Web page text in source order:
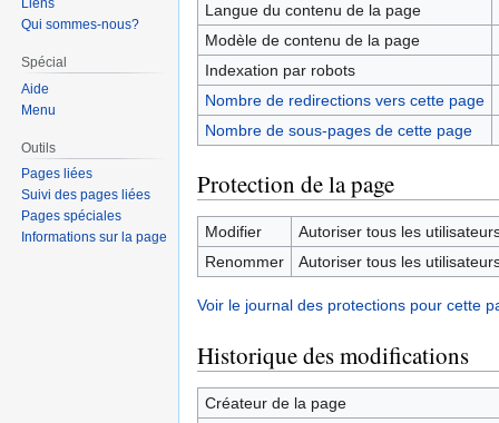
Langue du contenu de la page
Modèle de contenu de la page
Indexation par robots
Nombre de redirections vers cette page
Nombre de sous-pages de cette page
Protection de la page
Modifier
Autoriser tous les
Renommer
Autoriser tous les
Voir le journal des protections pour cette
Historique des modifications
Créateur de la page
Qui sommes-nous?
Spécial
Aide
Menu
Outils
Pages liées
Suivi des pages liées
Pages spéciales
Informations sur la page